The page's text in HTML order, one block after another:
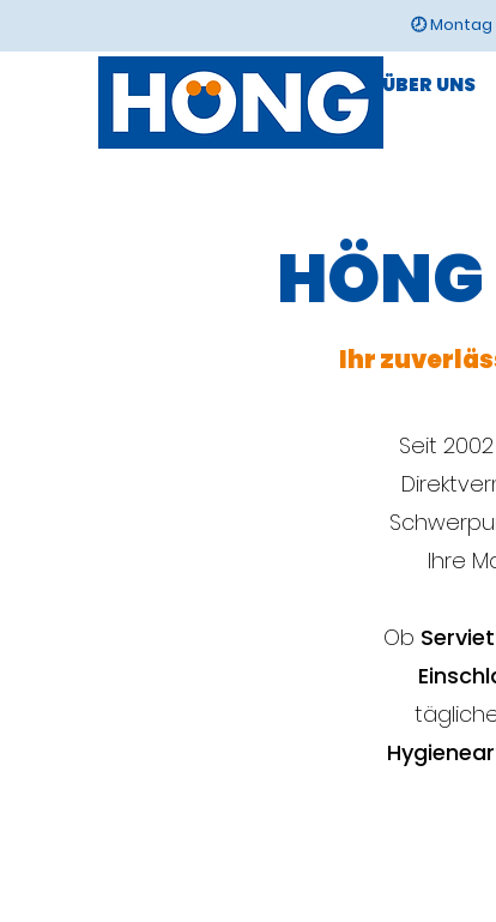
🕗 Montag
ÜBER UNS
Ihr
Seit
Ihre
Ob